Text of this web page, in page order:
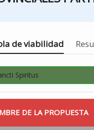
en
de viabilidad
Spiritus
DE LA PROPUESTA